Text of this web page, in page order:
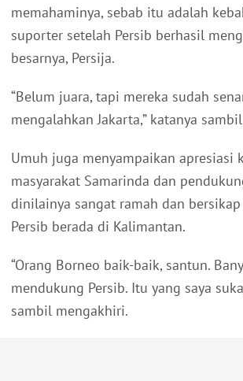
memahaminya, sebab itu adalah
suporter setelah Persib berhasil
besarnya, Persija.
“Belum juara, tapi mereka sudah
mengalahkan Jakarta,” katanya
Umuh juga menyampaikan apresiasi
masyarakat Samarinda dan
dinilainya sangat ramah dan
Persib berada di Kalimantan.
“Orang Borneo baik-baik, santun.
mendukung Persib. Itu yang saya
sambil mengakhiri.